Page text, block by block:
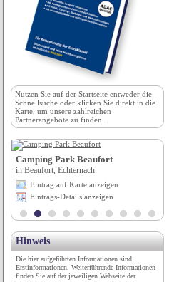
Nutzen Sie auf der Startseite entweder die
Schnellsuche oder klicken Sie direkt in die
Karte, um unsere zahlreichen
Partnerangebote zu finden.
Camping Park Beaufort
in Beaufort, Echternach
Eintrag auf Karte anzeigen
Eintrags-Details anzeigen
Hinweis
Die hier aufgeführten Informationen sind
Erstinformationen. Weiterführende Informationen
finden Sie auf der jeweiligen Webseite der